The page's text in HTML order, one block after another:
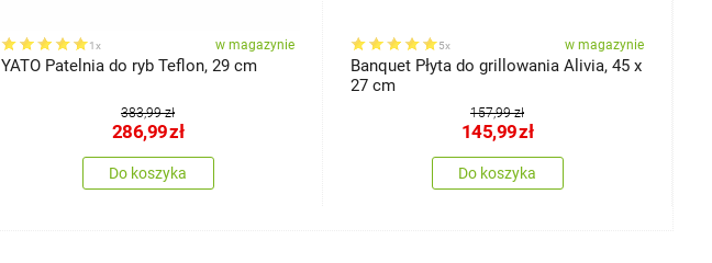
1x w magazynie
YATO Patelnia do ryb Teflon, 29 cm
383,99 zł
286,99zł
Do koszyka
5x w magazynie
Banquet Płyta do grillowania Alivia, 45 x
27 cm
157,99 zł
145,99zł
Do koszyka